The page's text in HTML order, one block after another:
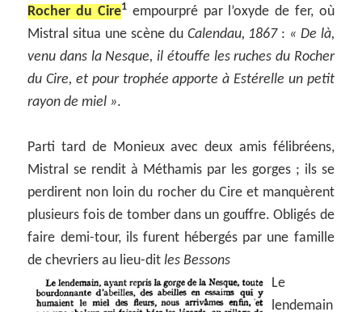
Rocher du Cire1empourpré par l’oxyde de fer, où
Mistral situa une scène du Calendau, 1867: « De là,
venu dans la Nesque, il étouffe les ruches du Rocher
du Cire, et pour trophée apporte à Estérelle un petit
rayon de miel ».
Parti tard de Monieux avec deux amis félibréens,
Mistral se rendit à Méthamis par les gorges ; ils se
perdirent non loin du rocher du Cire et manquèrent
plusieurs fois de tomber dans un gouffre. Obligés de
faire demi-tour, ils furent hébergés par une famille
de chevriers au lieu-ditles Bessons
Le
lendemain